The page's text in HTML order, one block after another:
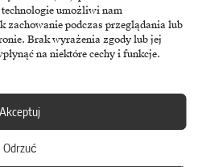
umożliwi nam
zachowanie podczas przeglądania lub
Brak wyrażenia zgody lub jej
na niektóre cechy i funkcje.
Akceptuj
Odrzuć